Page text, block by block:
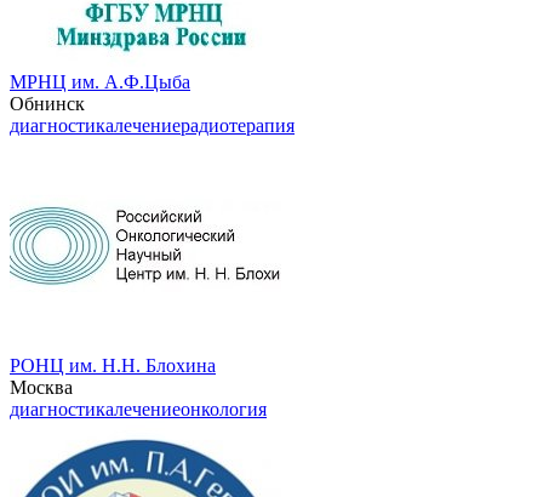
МРНЦ им. А.Ф.Цыба
Обнинск
диагностикалечениерадиотерапия
РОНЦ им. Н.Н. Блохина
Москва
диагностикалечениеонкология